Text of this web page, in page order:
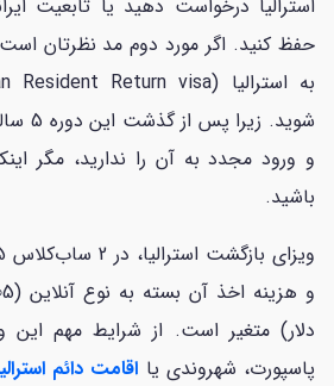
استرالیا درخواست دهید یا تابعیت
حفظ کنید. اگر مورد دوم مد نظرتان
و ورود مجدد به آن را ندارید، مگر
باشید.
دلار) متغیر است. از شرایط مهم این
پاسپورت، شهروندی یا اقامت دائم